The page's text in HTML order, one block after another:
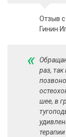
Отзыв с
Гинин
« раз,
шее, в